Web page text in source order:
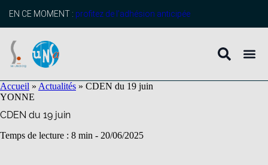
principal
EN CE MOMENT : profitez de l’adhésion anticipée
Accueil » Actualités » CDEN du 19 juin
YONNE
CDEN du 19 juin
Temps de lecture : 8 min - 20/06/2025